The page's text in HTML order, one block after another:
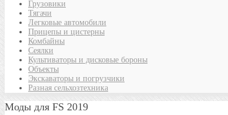
Грузовики
Тягачи
Легковые автомобили
Прицепы и цистерны
Комбайны
Сеялки
Культиваторы и дисковые бороны
Объекты
Экскаваторы и погрузчики
Разная сельхозтехника
Моды для FS 2019